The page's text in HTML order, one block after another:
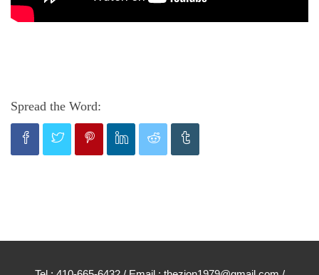
Spread the Word: